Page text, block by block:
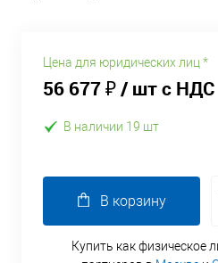
Цена для юридических лиц *
56 677 ₽/ шт с НДС
В наличии 19 шт
В корзину
Купить как физическое